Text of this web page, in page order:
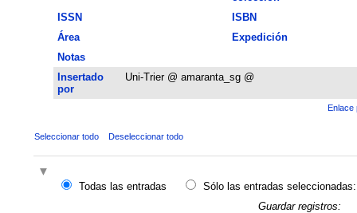
ISSN
ISBN
Área
Expedición
Notas
Insertado
por
Uni-Trier @ amaranta_sg @
Enlace
Seleccionar todo Deseleccionar todo
Todas las entradas
Sólo las entradas seleccionadas:
Guardar registros: